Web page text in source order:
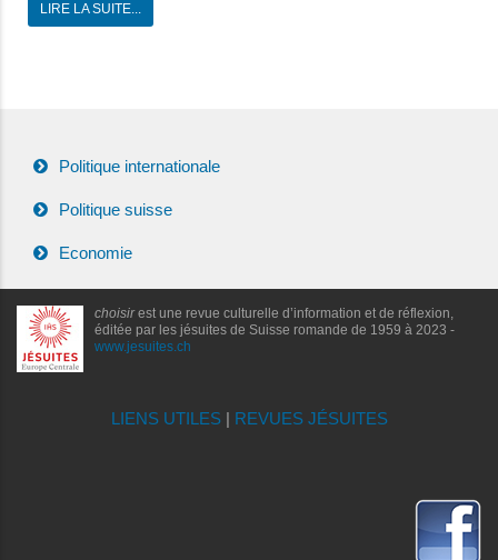
LIRE LA SUITE...
Politique internationale
Politique suisse
Economie
choisirest une revue culturelle d’information et de réflexion,
éditée par les jésuites de Suisse romande de 1959 à 2023 -
www.jesuites.ch
LIENS UTILES| REVUES JÉSUITES